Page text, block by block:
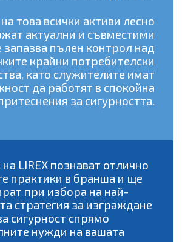
това всички активи лесно
актуални и съвместими
запазва пълен контрол над
крайни потребителски
като служителите имат
да работят в спокойна
за сигурността.
LIREX познават отлично
практики в бранша и ще
при избора на най-
стратегия за изграждане
сигурност спрямо
нужди на вашата